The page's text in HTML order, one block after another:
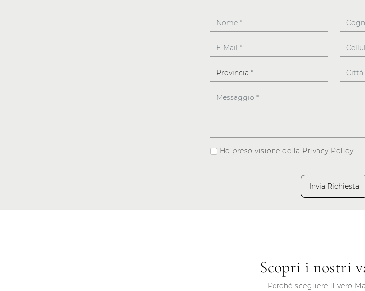
Ho preso visione della Privacy Policy
Invia Richiesta
Scopri i nostri
Perchè scegliere il vero